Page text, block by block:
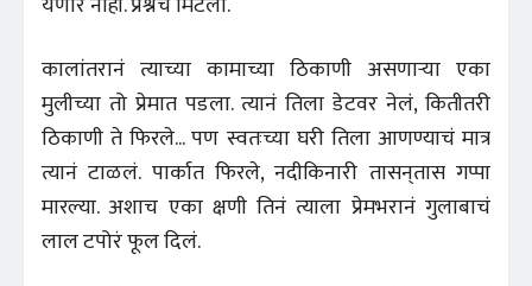
कालांतरानं त्याच्या कामाच्या ठिकाणी असणाऱ्या एका
मुलीच्या तो प्रेमात पडला. त्यानं तिला डेटवर नेलं, कितीतरी
ठिकाणी ते फिरले... पण स्वतःच्या घरी तिला आणण्याचं मात्र
त्यानं टाळलं. पार्कात फिरले, नदीकिनारी तासन्‌तास गप्पा
मारल्या. अशाच एका क्षणी तिनं त्याला प्रेमभरानं गुलाबाचं
लाल टपोरं फूल दिलं.